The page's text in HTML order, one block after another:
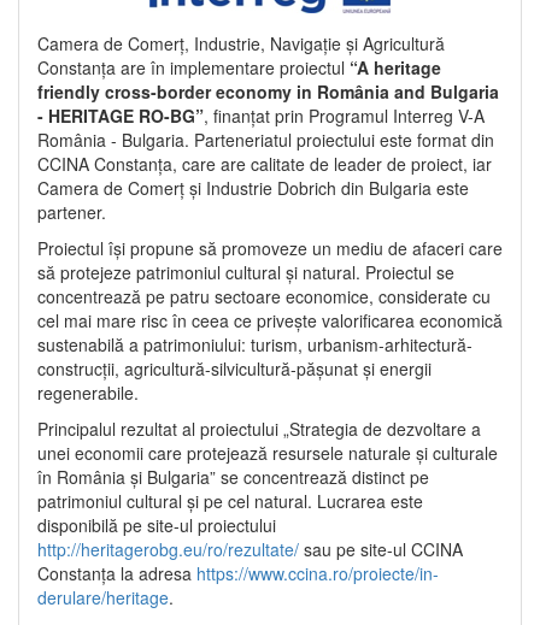
Camera de Comerț, Industrie, Navigație și Agricultură
Constanța are în implementare proiectul “A heritage
friendly cross-border economy in România and Bulgaria
- HERITAGE RO-BG”, finanțat prin Programul Interreg V-A
România - Bulgaria. Parteneriatul proiectului este format din
CCINA Constanța, care are calitate de leader de proiect, iar
Camera de Comerț și Industrie Dobrich din Bulgaria este
partener.
Proiectul își propune să promoveze un mediu de afaceri care
să protejeze patrimoniul cultural și natural. Proiectul se
concentrează pe patru sectoare economice, considerate cu
cel mai mare risc în ceea ce privește valorificarea economică
sustenabilă a patrimoniului: turism, urbanism-arhitectură-
construcții, agricultură-silvicultură-pășunat și energii
regenerabile.
Principalul rezultat al proiectului „Strategia de dezvoltare a
unei economii care protejează resursele naturale și culturale
în România și Bulgaria” se concentrează distinct pe
patrimoniul cultural și pe cel natural. Lucrarea este
disponibilă pe site-ul proiectului
http://heritagerobg.eu/ro/rezultate/ sau pe site-ul CCINA
Constanța la adresa https://www.ccina.ro/proiecte/in-
derulare/heritage.